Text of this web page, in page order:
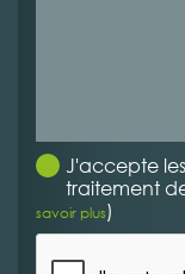
J'accepte
traitement
savoir plus)